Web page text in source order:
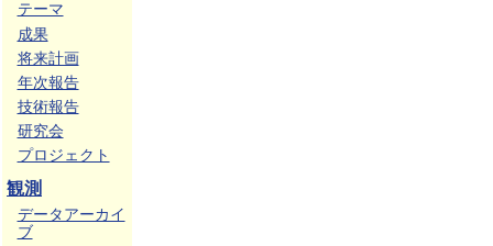
テーマ
成果
将来計画
年次報告
技術報告
研究会
プロジェクト
観測
データアーカイ
ブ